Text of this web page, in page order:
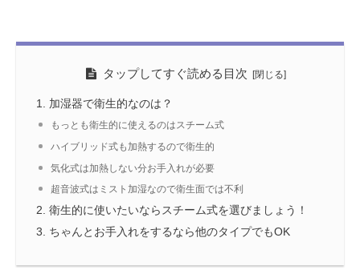
タップしてすぐ読める目次
加湿器で衛生的なのは？
もっとも衛生的に使えるのはスチーム式
ハイブリッド式も加熱するので衛生的
気化式は加熱しない分お手入れが必要
超音波式はミスト加湿なので衛生面では不利
衛生的に使いたいならスチーム式を選びましょう！
ちゃんとお手入れをするなら他のタイプでもOK